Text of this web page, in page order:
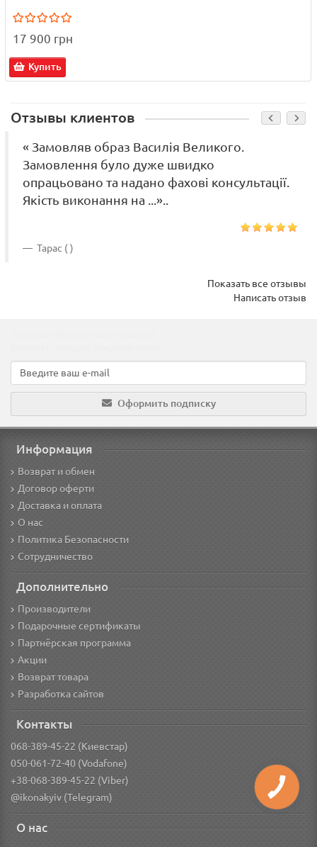
17 900 грн
Купить
Отзывы клиентов
« Замовляв образ Василія Великого.
Замовлення було дуже швидко
опрацьовано та надано фахові консультації.
Якість виконання на ...»..
Тарас ( )
Показать все отзывы
Написать отзыв
Оформить подписку
Информация
Возврат и обмен
Договор оферти
Доставка и оплата
О нас
Политика Безопасности
Сотрудничество
Дополнительно
Производители
Подарочные сертификаты
Партнёрская программа
Акции
Возврат товара
Разработка сайтов
Контакты
068-389-45-22 (Киевстар)
050-061-72-40 (Vodafone)
+38-068-389-45-22 (Viber)
@ikonakyiv (Telegram)
О нас